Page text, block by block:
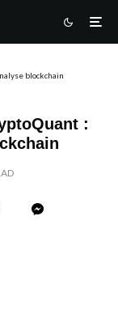
blockchain
: